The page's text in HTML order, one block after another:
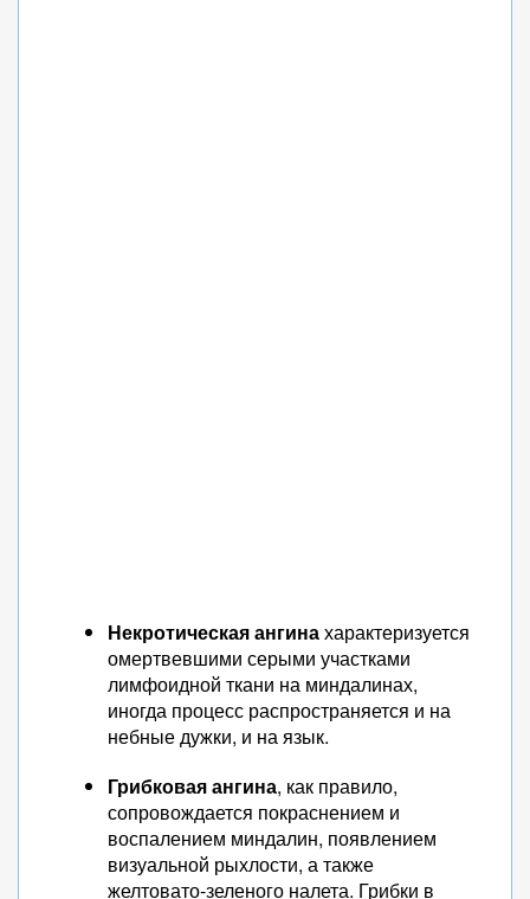
Некротическая ангинахарактеризуется
омертвевшими серыми участками
лимфоидной ткани на миндалинах,
иногда процесс распространяется и на
небные дужки, и на язык.
Грибковая ангина, как правило,
сопровождается покраснением и
воспалением миндалин, появлением
визуальной рыхлости, а также
желтовато-зеленого налета. Грибки в